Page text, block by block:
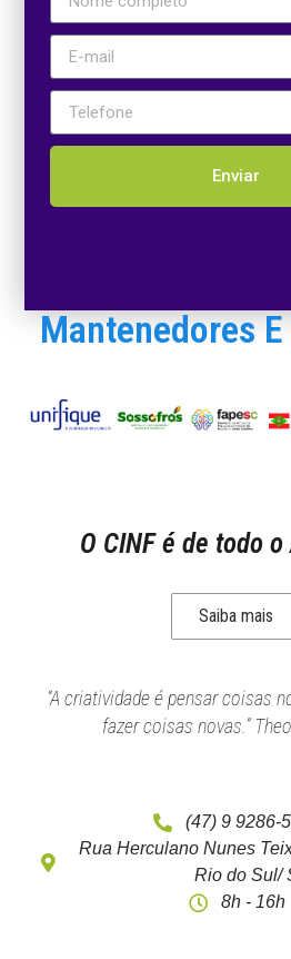
Enviar
Mantenedores
O CINF é de todo
Saiba mais
“A criatividade é pensar coisas
fazer coisas novas.”
(47) 9 9286-
Rua Herculano Nunes
Rio do Sul/
8h - 16h